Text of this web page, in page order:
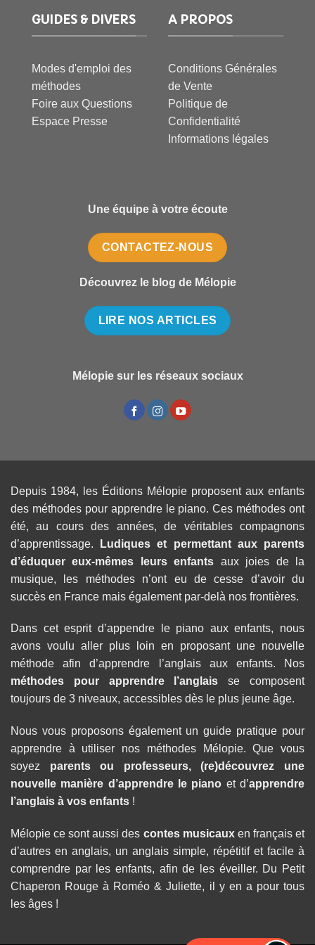
GUIDES & DIVERS
Modes d'emploi des
méthodes
Foire aux Questions
Espace Presse
A PROPOS
Conditions Générales
de Vente
Politique de
Confidentialité
Informations légales
Une équipe à votre écoute
CONTACTEZ-NOUS
Découvrez le blog de Mélopie
LIRE NOS ARTICLES
Mélopie sur les réseaux sociaux
Depuis 1984, les Éditions Mélopie proposent aux enfants
des méthodes pour apprendre le piano. Ces méthodes ont
été, au cours des années, de véritables compagnons
d’apprentissage.
Ludiques et permettant aux parents
d’éduquer eux-mêmes leurs enfants aux joies de la
musique, les méthodes n’ont eu de cesse d’avoir du
succès en France mais également par-delà nos frontières.
Dans cet esprit d’appendre le piano aux enfants, nous
avons voulu aller plus loin en proposant une nouvelle
méthode afin d’apprendre l’anglais aux enfants. Nos
méthodes pour apprendre l’anglais se composent
toujours de 3 niveaux, accessibles dès le plus jeune âge.
Nous vous proposons également un guide pratique pour
apprendre à utiliser nos méthodes Mélopie. Que vous
soyez parents ou professeurs, (re)découvrez une
nouvelle manière d’apprendre le piano et d’apprendre
l’anglais à vos enfants !
Mélopie ce sont aussi des contes musicauxen français et
d’autres en anglais, un anglais simple, répétitif et facile à
comprendre par les enfants, afin de les éveiller. Du Petit
Chaperon Rouge à Roméo & Juliette, il y en a pour tous
les âges !